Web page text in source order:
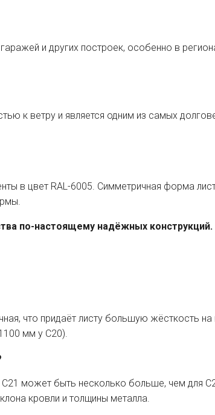
и других построек, особенно в
к ветру и является одним из самых
в цвет RAL-6005. Симметричная форма
по-настоящему надёжных конструкций.
что придаёт листу большую жёсткость на
мм у C20).
может быть несколько больше, чем для
кровли и толщины металла.